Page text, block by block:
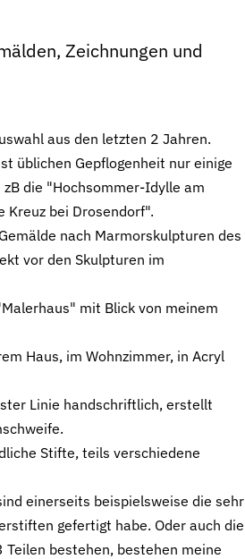
Zeichnungen und
aus den letzten 2 Jahren.
üblichen Gepflogenheit nur einige
die "Hochsommer-Idylle am
Kreuz bei Drosendorf".
nach Marmorskulpturen des
vor den Skulpturen im
mit Blick von meinem
Haus, im Wohnzimmer, in Acryl
Linie handschriftlich, erstellt
Stifte, teils verschiedene
einerseits beispielsweise die sehr
gefertigt habe. Oder auch die
bestehen, bestehen meine